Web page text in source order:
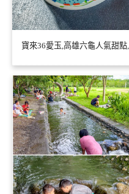
寶來36愛玉,高雄六龜人氣甜